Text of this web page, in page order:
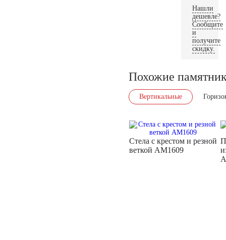
Нашли
дешевле?
Сообщите
и
получите
скидку.
Похожие
Вертикальные
Стела с крестом и резной
веткой AM1609